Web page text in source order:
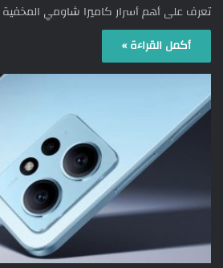
تعرف على أهم أسرار كاميرا شاومي المخفية
أكمل القراءة »